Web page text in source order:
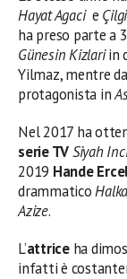
Hayat Agaci e
ha preso parte a
Günesin Kizlariin
Yilmaz, mentre
protagonista in
Nel 2017 ha
serie TVSiyah
2019 Hande
drammaticoHalka
Azize.
L’attriceha
infatti è